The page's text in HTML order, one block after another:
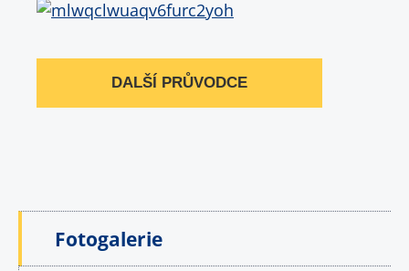
DALŠÍ PRŮVODCE
Fotogalerie